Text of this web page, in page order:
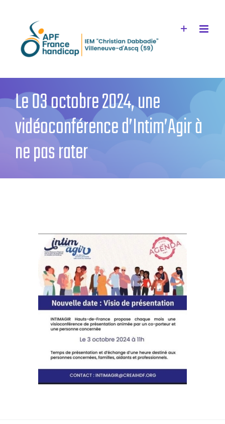
contenu
Le 03 octobre 2024, une
vidéoconférence d’Intim’Agir à
ne pas rater